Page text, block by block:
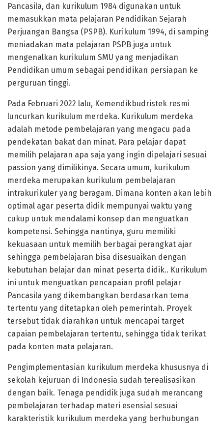
Pancasila, dan kurikulum 1984 digunakan untuk
memasukkan mata pelajaran Pendidikan Sejarah
Perjuangan Bangsa (PSPB). Kurikulum 1994, di samping
meniadakan mata pelajaran PSPB juga untuk
mengenalkan kurikulum SMU yang menjadikan
Pendidikan umum sebagai pendidikan persiapan ke
perguruan tinggi.
Pada Februari 2022 lalu, Kemendikbudristek resmi
luncurkan kurikulum merdeka. Kurikulum merdeka
adalah metode pembelajaran yang mengacu pada
pendekatan bakat dan minat. Para pelajar dapat
memilih pelajaran apa saja yang ingin dipelajari sesuai
passion yang dimilikinya. Secara umum, kurikulum
merdeka merupakan kurikulum pembelajaran
intrakurikuler yang beragam. Dimana konten akan lebih
optimal agar peserta didik mempunyai waktu yang
cukup untuk mendalami konsep dan menguatkan
kompetensi. Sehingga nantinya, guru memiliki
kekuasaan untuk memilih berbagai perangkat ajar
sehingga pembelajaran bisa disesuaikan dengan
kebutuhan belajar dan minat peserta didik.. Kurikulum
ini untuk menguatkan pencapaian profil pelajar
Pancasila yang dikembangkan berdasarkan tema
tertentu yang ditetapkan oleh pemerintah. Proyek
tersebut tidak diarahkan untuk mencapai target
capaian pembelajaran tertentu, sehingga tidak terikat
pada konten mata pelajaran.
Pengimplementasian kurikulum merdeka khususnya di
sekolah kejuruan di Indonesia sudah terealisasikan
dengan baik. Tenaga pendidik juga sudah merancang
pembelajaran terhadap materi esensial sesuai
karakteristik kurikulum merdeka yang berhubungan